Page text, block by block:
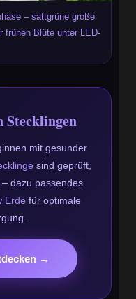
– sattgrüne große
frühen Blüte unter LED-
Stecklingen
mit gesunder
sind geprüft,
dazu passendes
Erde für optimale
→